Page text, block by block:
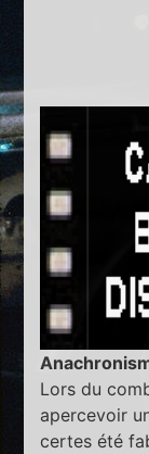
Lors du
apercevoir
certes été